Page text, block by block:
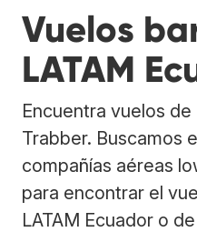
Vuelos
LATAM
Encuentra vuelos de
Trabber. Buscamos
compañías aéreas
para encontrar el
LATAM Ecuador o